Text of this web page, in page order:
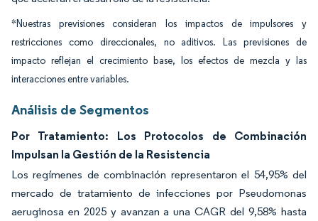
*Nuestras previsiones consideran los impactos de impulsores y
restricciones como direccionales, no aditivos. Las previsiones de
impacto reflejan el crecimiento base, los efectos de mezcla y las
interacciones entre variables.
Análisis de Segmentos
Por Tratamiento: Los Protocolos de Combinación
Impulsan la Gestión de la Resistencia
Los regímenes de combinación representaron el 54,95% del
mercado de tratamiento de infecciones por Pseudomonas
aeruginosa en 2025 y avanzan a una CAGR del 9,58% hasta